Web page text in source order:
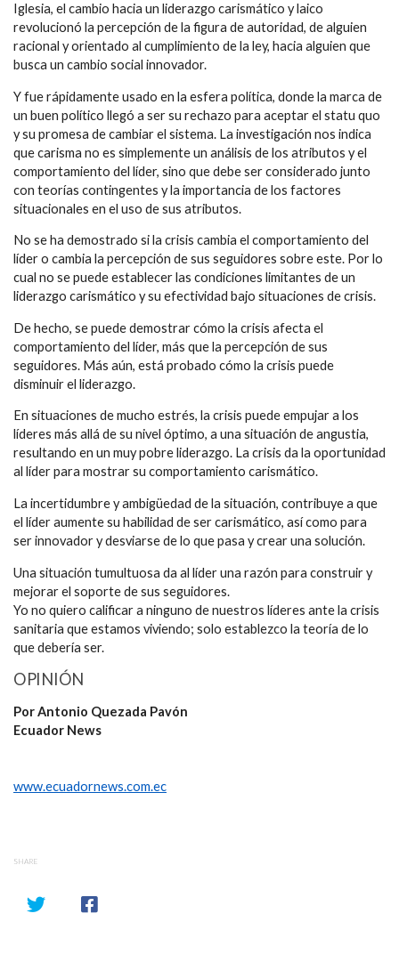
Iglesia, el cambio hacia un liderazgo carismático y laico
revolucionó la percepción de la figura de autoridad, de alguien
racional y orientado al cumplimiento de la ley, hacia alguien que
busca un cambio social innovador.
Y fue rápidamente usado en la esfera política, donde la marca de
un buen político llegó a ser su rechazo para aceptar el statu quo
y su promesa de cambiar el sistema. La investigación nos indica
que carisma no es simplemente un análisis de los atributos y el
comportamiento del líder, sino que debe ser considerado junto
con teorías contingentes y la importancia de los factores
situacionales en el uso de sus atributos.
No se ha demostrado si la crisis cambia el comportamiento del
líder o cambia la percepción de sus seguidores sobre este. Por lo
cual no se puede establecer las condiciones limitantes de un
liderazgo carismático y su efectividad bajo situaciones de crisis.
De hecho, se puede demostrar cómo la crisis afecta el
comportamiento del líder, más que la percepción de sus
seguidores. Más aún, está probado cómo la crisis puede
disminuir el liderazgo.
En situaciones de mucho estrés, la crisis puede empujar a los
líderes más allá de su nivel óptimo, a una situación de angustia,
resultando en un muy pobre liderazgo. La crisis da la oportunidad
al líder para mostrar su comportamiento carismático.
La incertidumbre y ambigüedad de la situación, contribuye a que
el líder aumente su habilidad de ser carismático, así como para
ser innovador y desviarse de lo que pasa y crear una solución.
Una situación tumultuosa da al líder una razón para construir y
mejorar el soporte de sus seguidores.
Yo no quiero calificar a ninguno de nuestros líderes ante la crisis
sanitaria que estamos viviendo; solo establezco la teoría de lo
que debería ser.
OPINIÓN
Por Antonio Quezada Pavón
Ecuador News
www.ecuadornews.com.ec
SHARE